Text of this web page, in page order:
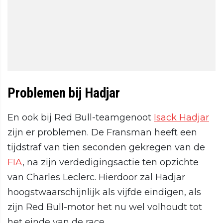
Problemen bij Hadjar
En ook bij Red Bull-teamgenoot Isack Hadjar
zijn er problemen. De Fransman heeft een
tijdstraf van tien seconden gekregen van de
FIA, na zijn verdedigingsactie ten opzichte
van Charles Leclerc. Hierdoor zal Hadjar
hoogstwaarschijnlijk als vijfde eindigen, als
zijn Red Bull-motor het nu wel volhoudt tot